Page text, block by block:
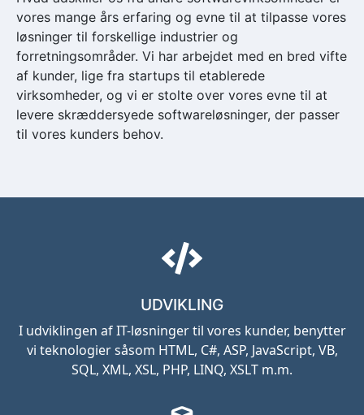
vores mange års erfaring og evne til at tilpasse vores
løsninger til forskellige industrier og
forretningsområder. Vi har arbejdet med en bred vifte
af kunder, lige fra startups til etablerede
virksomheder, og vi er stolte over vores evne til at
levere skræddersyede softwareløsninger, der passer
til vores kunders behov.
UDVIKLING
I udviklingen af IT-løsninger til vores kunder, benytter
vi teknologier såsom HTML, C#, ASP, JavaScript, VB,
SQL, XML, XSL, PHP, LINQ, XSLT m.m.